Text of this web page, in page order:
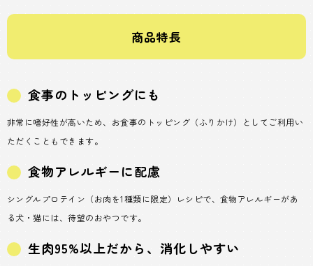
商品特長
食事のトッピングにも
非常に嗜好性が高いため、お食事のトッピング（ふりかけ）としてご利用い
ただくこともできます。
食物アレルギーに配慮
シングルプロテイン（お肉を1種類に限定）レシピで、食物アレルギーがあ
る犬・猫には、待望のおやつです。
生肉95%以上だから、消化しやすい